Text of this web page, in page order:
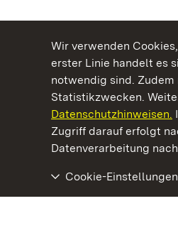
Wir verwenden
erster Linie handelt es
notwendig sind. Zudem
Statistikzwecken.
Datenschutzhinweisen.
Zugriff darauf erfolgt
Datenverarbeitung
Cookie-
Kommen. Staunen.